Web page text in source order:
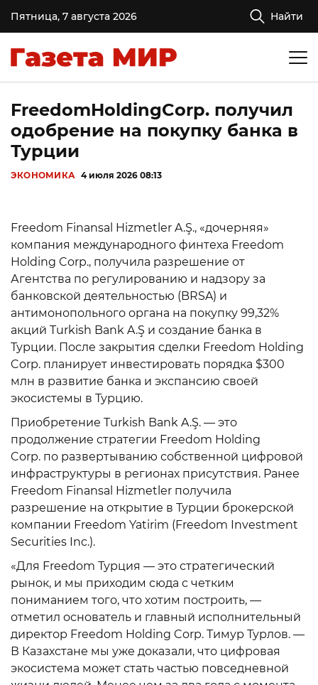
Пятница, 7 августа 2026 Найти
FreedomHoldingCorp. получил
одобрение на покупку банка в
Турции
ЭКОНОМИКА 4 июля 2026 08:13
Freedom Finansal Hizmetler A.Ş., «дочерняя»
компания международного финтеха Freedom
Holding Corp., получила разрешение от
Агентства по регулированию и надзору за
банковской деятельностью (BRSA) и
антимонопольного органа на покупку 99,32%
акций Turkish Bank A.Ş и создание банка в
Турции. После закрытия сделки Freedom Holding
Corp. планирует инвестировать порядка $300
млн в развитие банка и экспансию своей
экосистемы в Турцию.
Приобретение Turkish Bank A.Ş. — это
продолжение стратегии Freedom Holding
Corp. по развертыванию собственной цифровой
инфраструктуры в регионах присутствия. Ранее
Freedom Finansal Hizmetler получила
разрешение на открытие в Турции брокерской
компании Freedom Yatirim (Freedom Investment
Securities Inc.).
«Для Freedom Турция — это стратегический
рынок, и мы приходим сюда с четким
пониманием того, что хотим построить, —
отметил основатель и главный исполнительный
директор Freedom Holding Corp. Тимур Турлов. —
В Казахстане мы уже доказали, что цифровая
экосистема может стать частью повседневной